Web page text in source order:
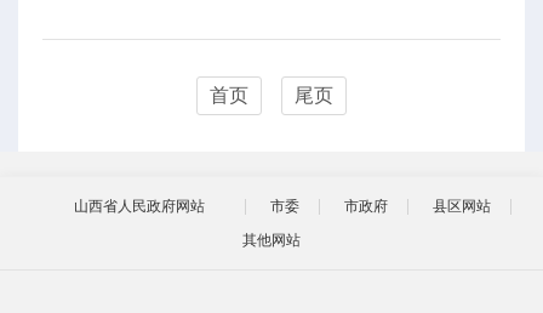
首页 尾页
山西省人民政府网站 市委 市政府
县区网站
其他网站